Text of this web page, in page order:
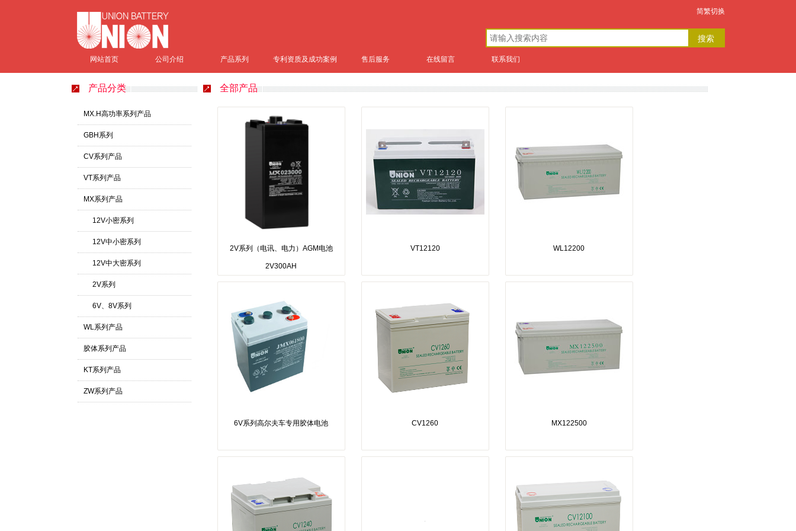
简繁切换
网站首页 公司介绍 产品系列 专利资质及成功案例 售后服务 在线留言 联系我们
产品分类
MX.H高功率系列产品
GBH系列
CV系列产品
VT系列产品
MX系列产品
12V小密系列
12V中小密系列
12V中大密系列
2V系列
6V、8V系列
WL系列产品
胶体系列产品
KT系列产品
ZW系列产品
全部产品
2V系列（电讯、电力）AGM电池
2V300AH
VT12120 WL12200
6V系列高尔夫车专用胶体电池 CV1260 MX122500